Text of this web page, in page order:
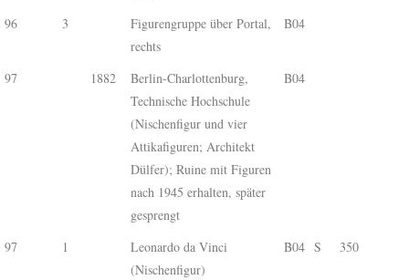
96 3
Figurengruppe über Portal,
rechts
B04
97 1882
Berlin-Charlottenburg,
Technische Hochschule
(Nischenfigur und vier
Attikafiguren; Architekt
Dülfer); Ruine mit Figuren
nach 1945 erhalten, später
gesprengt
B04
97 1
Leonardo da Vinci
(Nischenfigur)
B04 S 350